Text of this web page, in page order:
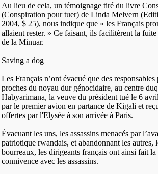
Au lieu de cela, un témoignage tiré du livre
(Conspiration pour tuer) de Linda Melvern
2004, $ 25), nous indique que « les Français
allaient rester. » Ce faisant, ils facilitèrent la
de la Minuar.
Saving a dog
Les Français n’ont évacué que des
proches du noyau dur génocidaire, au centre
Habyarimana, la veuve du président tué le 6
par le premier avion en partance de Kigali et
offertes par l'Elysée à son arrivée à Paris.
Évacuant les uns, les assassins menacés par
patriotique rwandais, et abandonnant les autres,
bourreaux, les dirigeants français ont ainsi fait
connivence avec les assassins.